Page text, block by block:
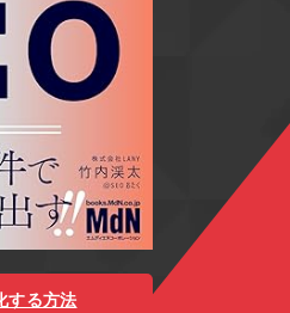
する方法